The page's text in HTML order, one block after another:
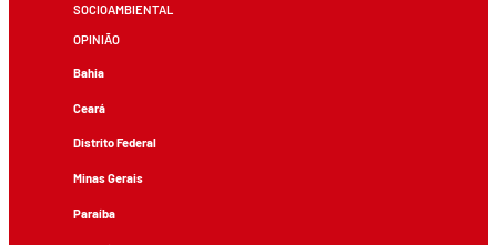
SOCIOAMBIENTAL
OPINIÃO
Bahia
Ceará
Distrito Federal
Minas Gerais
Paraíba